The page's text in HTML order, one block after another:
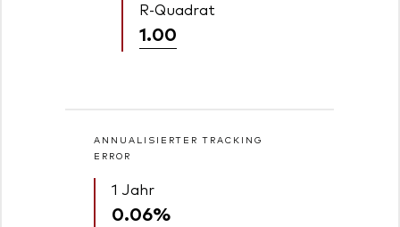
R-Quadrat
1.00
ANNUALISIERTER TRACKING
ERROR
1 Jahr
0.06%